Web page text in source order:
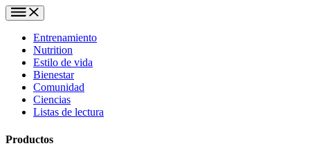
Entrenamiento
Nutrition
Estilo de vida
Bienestar
Comunidad
Ciencias
Listas de lectura
Productos